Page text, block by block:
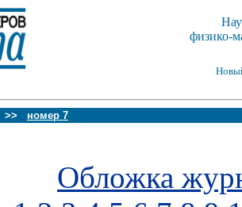
физико-
>> номер 7
Обложка